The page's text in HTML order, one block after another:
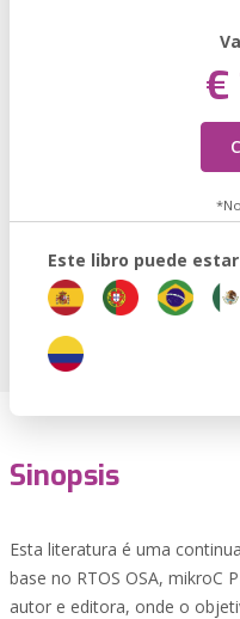
€
Este libro puede
Sinopsis
Esta literatura é uma
base no RTOS OSA, mikroC
autor e editora, onde o